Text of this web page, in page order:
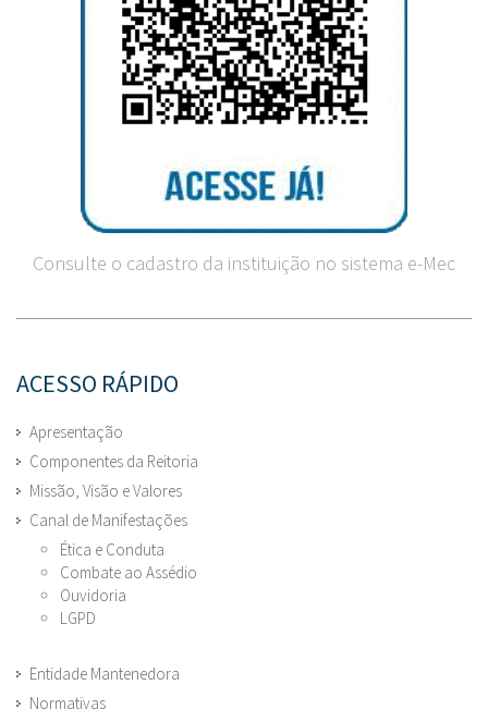
Consulte o cadastro da instituição no sistema e-Mec
ACESSO RÁPIDO
Apresentação
Componentes da Reitoria
Missão, Visão e Valores
Canal de Manifestações
Ética e Conduta
Combate ao Assédio
Ouvidoria
LGPD
Entidade Mantenedora
Normativas